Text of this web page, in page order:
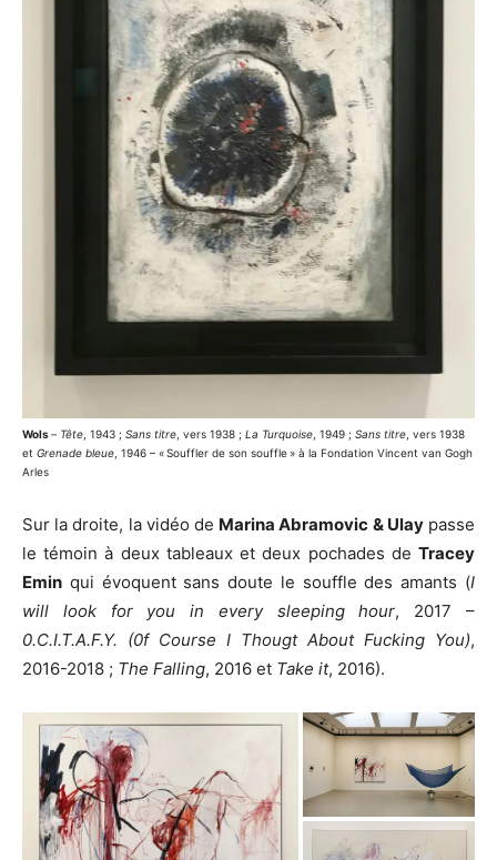
Wols– Tête , 1943 ; Sans titre , vers 1938 ; La Turquoise , 1949 ; Sans titre , vers 1938
et Grenade bleue , 1946 – « Souffler de son souffle » à la Fondation Vincent van Gogh
Arles
Sur la droite, la vidéo de Marina Abramovic & Ulaypasse
le témoin à deux tableaux et deux pochades de Tracey
Emin qui évoquent sans doute le souffle des amants (I
will look for you in every sleeping hour, 2017 –
0.C.I.T.A.F.Y. (0f Course I Thougt About Fucking You),
2016-2018 ; The Falling, 2016 et Take it, 2016).